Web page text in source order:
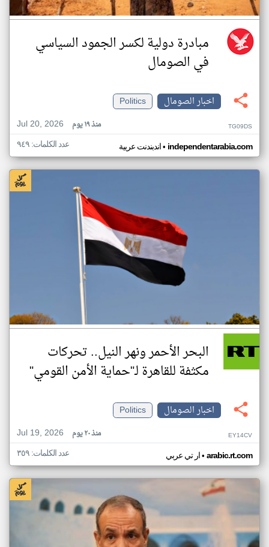
مبادرة دولية لكسر الجمود السياسي
في الصومال
اخبار الصومال
Politics
Jul 20, 2026
منذ ١٩ يوم TG09DS
اندبندنت عربية• independentarabia.com عدد الكلمات: ٩٤٩
البحر الأحمر ونهر النيل.. تحركات
مكثفة للقاهرة لـ"حماية الأمن القومي"
اخبار الصومال
Politics
Jul 19, 2026
منذ ٢٠ يوم EY14CV
ار تي عربي• arabic.rt.com عدد الكلمات: ٣٥٩